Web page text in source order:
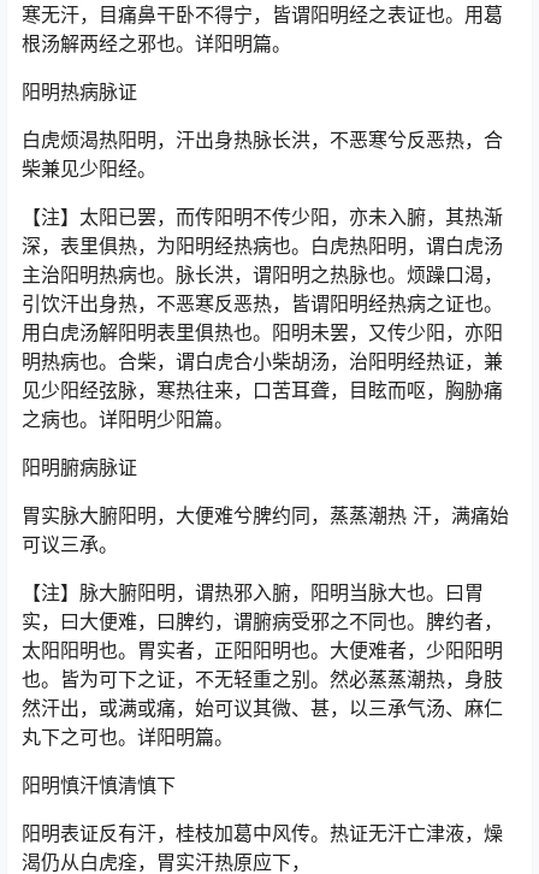
寒无汗，目痛鼻干卧不得宁，皆谓阳明经之表证也。用葛
根汤解两经之邪也。详阳明篇。
阳明热病脉证
白虎烦渴热阳明，汗出身热脉长洪，不恶寒兮反恶热，合
柴兼见少阳经。
【注】太阳已罢，而传阳明不传少阳，亦未入腑，其热渐
深，表里俱热，为阳明经热病也。白虎热阳明，谓白虎汤
主治阳明热病也。脉长洪，谓阳明之热脉也。烦躁口渴，
引饮汗出身热，不恶寒反恶热，皆谓阳明经热病之证也。
用白虎汤解阳明表里俱热也。阳明未罢，又传少阳，亦阳
明热病也。合柴，谓白虎合小柴胡汤，治阳明经热证，兼
见少阳经弦脉，寒热往来，口苦耳聋，目眩而呕，胸胁痛
之病也。详阳明少阳篇。
阳明腑病脉证
胃实脉大腑阳明，大便难兮脾约同，蒸蒸潮热 汗，满痛始
可议三承。
【注】脉大腑阳明，谓热邪入腑，阳明当脉大也。曰胃
实，曰大便难，曰脾约，谓腑病受邪之不同也。脾约者，
太阳阳明也。胃实者，正阳阳明也。大便难者，少阳阳明
也。皆为可下之证，不无轻重之别。然必蒸蒸潮热，身肢
然汗出，或满或痛，始可议其微、甚，以三承气汤、麻仁
丸下之可也。详阳明篇。
阳明慎汗慎清慎下
阳明表证反有汗，桂枝加葛中风传。热证无汗亡津液，燥
渴仍从白虎痊，胃实汗热原应下，